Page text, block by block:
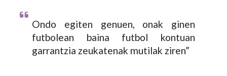
Ondo egiten genuen, onak ginen
futbolean baina futbol kontuan
garrantzia zeukatenak mutilak ziren”